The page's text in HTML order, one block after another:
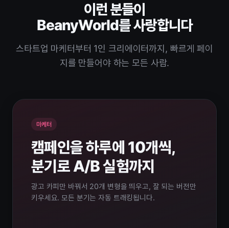
이런 분들이
BeanyWorld를 사랑합니다
스타트업 마케터부터 1인 크리에이터까지, 빠르게 페이
지를 만들어야 하는 모든 사람.
마케터
캠페인을 하루에 10개씩,
분기로 A/B 실험까지
광고 카피만 바꿔서 20개 변형을 띄우고, 잘 되는 버전만
키우세요. 모든 분기는 자동 트래킹됩니다.